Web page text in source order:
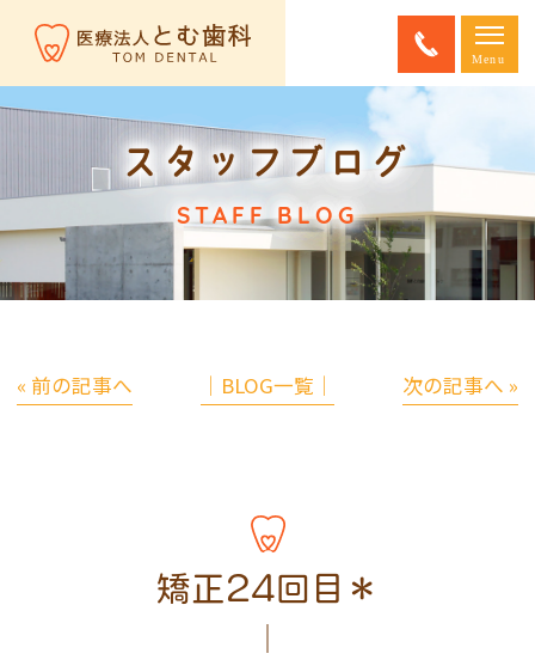
スタッフブログ
STAFF BLOG
« 前の記事へ │BLOG一覧│ 次の記事へ »
矯正24回目＊